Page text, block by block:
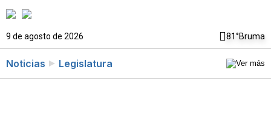
9 de agosto de 2026 81°Bruma
Noticias Legislatura